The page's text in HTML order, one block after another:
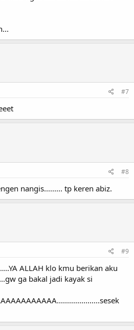
#7
#8
nangis......... tp keren abiz.
#9
ALLAH klo kmu berikan aku
ga bakal jadi kayak si